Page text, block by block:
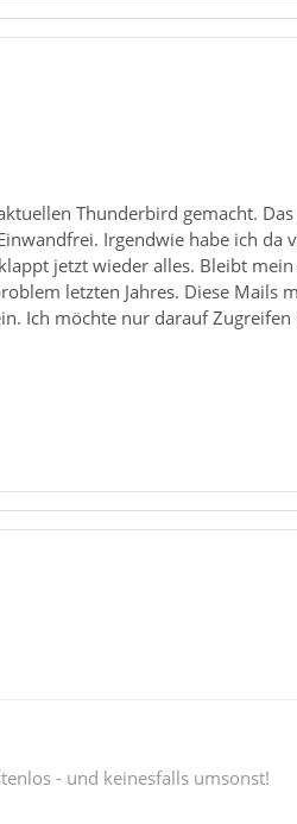
Thunderbird gemacht.
Irgendwie habe ich da
jetzt wieder alles. Bleibt mein
letzten Jahres. Diese Mails
Ich möchte nur darauf Zugreifen
- und keinesfalls umsonst!